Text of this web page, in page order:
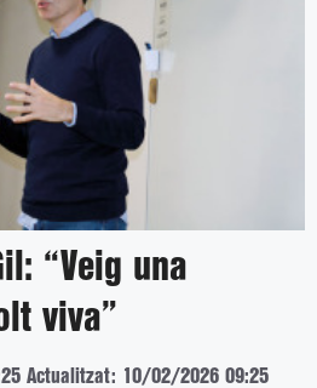
“Veig una
viva”
Actualitzat: 10/02/2026 09:25